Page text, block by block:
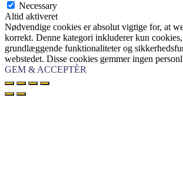
Necessary
Altid aktiveret
Nødvendige cookies er absolut vigtige for, at
korrekt. Denne kategori inkluderer kun
grundlæggende funktionaliteter og
webstedet. Disse cookies gemmer ingen
GEM & ACCEPTÈR